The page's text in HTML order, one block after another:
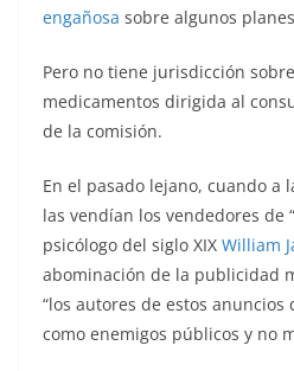
engañosa sobre algunos
Pero no tiene jurisdicción
medicamentos dirigida al
de la comisión.
En el pasado lejano, cuando a
las vendían los vendedores de
psicólogo del siglo XIX William
abominación de la publicidad
“los autores de estos
como enemigos públicos y no